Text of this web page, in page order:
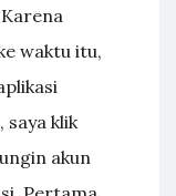
waktu itu,
saya klik
akun